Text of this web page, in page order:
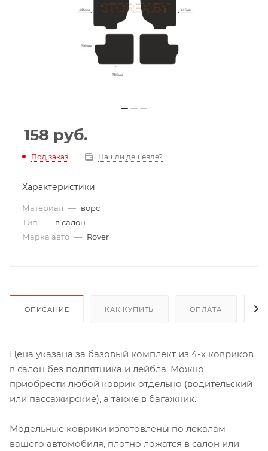
158 руб.
Под заказ Нашли дешевле?
Характеристики
Материал — ворс
Тип — в салон
Марка авто — Rover
ОПИСАНИЕ КАК КУПИТЬ ОПЛАТА
Цена указана за базовый комплект из 4-х ковриков
в салон без подпятника и лейбла. Можно
приобрести любой коврик отдельно (водительский
или пассажирские), а также в багажник.
Модельные коврики изготовлены по лекалам
вашего автомобиля, плотно ложатся в салон или